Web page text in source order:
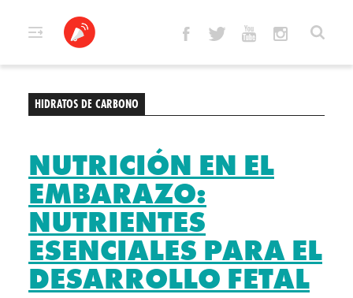
HIDRATOS DE CARBONO
NUTRICIÓN EN EL
EMBARAZO:
NUTRIENTES
ESENCIALES PARA EL
DESARROLLO FETAL